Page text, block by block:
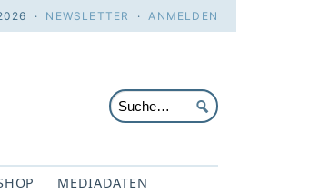
· NEWSLETTER ·ANMELDEN
MEDIADATEN